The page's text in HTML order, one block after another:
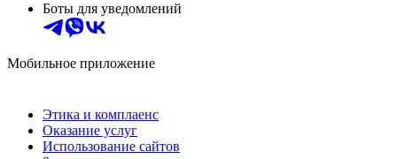
Боты для уведомлений
Мобильное приложение
Этика и комплаенс
Оказание услуг
Использование сайтов